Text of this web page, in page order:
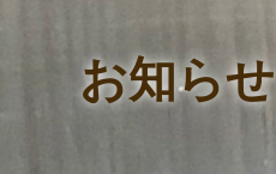
お知らせ